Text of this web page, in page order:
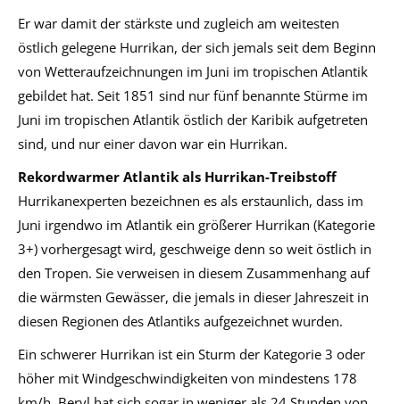
Er war damit der stärkste und zugleich am weitesten
östlich gelegene Hurrikan, der sich jemals seit dem Beginn
von Wetteraufzeichnungen im Juni im tropischen Atlantik
gebildet hat. Seit 1851 sind nur fünf benannte Stürme im
Juni im tropischen Atlantik östlich der Karibik aufgetreten
sind, und nur einer davon war ein Hurrikan.
Rekordwarmer Atlantik als Hurrikan-Treibstoff
Hurrikanexperten bezeichnen es als erstaunlich, dass im
Juni irgendwo im Atlantik ein größerer Hurrikan (Kategorie
3+) vorhergesagt wird, geschweige denn so weit östlich in
den Tropen. Sie verweisen in diesem Zusammenhang auf
die wärmsten Gewässer, die jemals in dieser Jahreszeit in
diesen Regionen des Atlantiks aufgezeichnet wurden.
Ein schwerer Hurrikan ist ein Sturm der Kategorie 3 oder
höher mit Windgeschwindigkeiten von mindestens 178